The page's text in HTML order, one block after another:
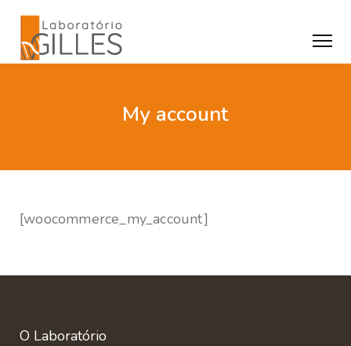
My account
[woocommerce_my_account]
O Laboratório